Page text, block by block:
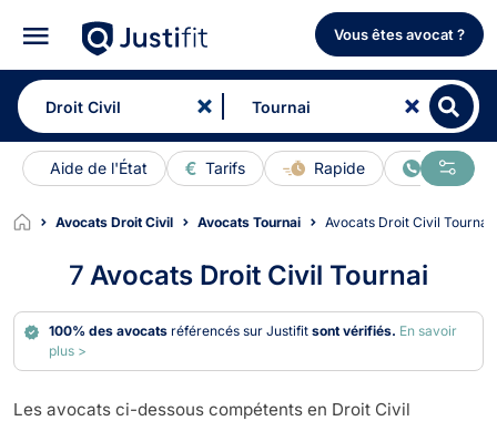
Vous êtes avocat ?
Aide de l'État Tarifs Rapide En ligne
Avocats Droit Civil Avocats Tournai Avocats Droit Civil Tournai
7 Avocats Droit Civil Tournai
100% des avocats référencés sur Justifitsont vérifiés. En savoir
plus >
Les avocats ci-dessous compétents en Droit Civil